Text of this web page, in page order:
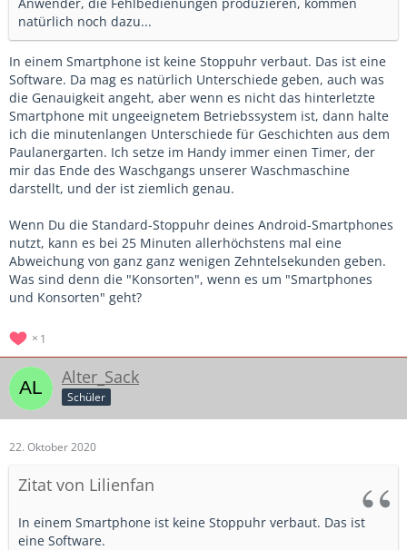
natürlich noch dazu...
In einem Smartphone ist keine Stoppuhr verbaut. Das ist eine
Software. Da mag es natürlich Unterschiede geben, auch was
die Genauigkeit angeht, aber wenn es nicht das hinterletzte
Smartphone mit ungeeignetem Betriebssystem ist, dann halte
ich die minutenlangen Unterschiede für Geschichten aus dem
Paulanergarten. Ich setze im Handy immer einen Timer, der
mir das Ende des Waschgangs unserer Waschmaschine
darstellt, und der ist ziemlich genau.
Wenn Du die Standard-Stoppuhr deines Android-Smartphones
nutzt, kann es bei 25 Minuten allerhöchstens mal eine
Abweichung von ganz ganz wenigen Zehntelsekunden geben.
Was sind denn die "Konsorten", wenn es um "Smartphones
und Konsorten" geht?
1
Alter_Sack
Schüler
22. Oktober 2020
Zitat von Lilienfan
In einem Smartphone ist keine Stoppuhr verbaut. Das ist
eine Software.